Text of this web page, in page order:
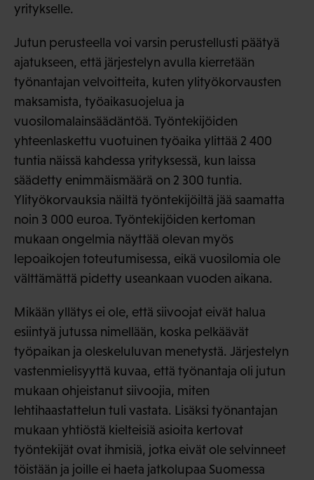
yritykselle.
Jutun perusteella voi varsin perustellusti päätyä
ajatukseen, että järjestelyn avulla kierretään
työnantajan velvoitteita, kuten ylityökorvausten
maksamista, työaikasuojelua ja
vuosilomalainsäädäntöä. Työntekijöiden
yhteenlaskettu vuotuinen työaika ylittää 2 400
tuntia näissä kahdessa yrityksessä, kun laissa
säädetty enimmäismäärä on 2 300 tuntia.
Ylityökorvauksia näiltä työntekijöiltä jää saamatta
noin 3 000 euroa. Työntekijöiden kertoman
mukaan ongelmia näyttää olevan myös
lepoaikojen toteutumisessa, eikä vuosilomia ole
välttämättä pidetty useankaan vuoden aikana.
Mikään yllätys ei ole, että siivoojat eivät halua
esiintyä jutussa nimellään, koska pelkäävät
työpaikan ja oleskeluluvan menetystä. Järjestelyn
vastenmielisyyttä kuvaa, että työnantaja oli jutun
mukaan ohjeistanut siivoojia, miten
lehtihaastattelun tuli vastata. Lisäksi työnantajan
mukaan yhtiöstä kielteisiä asioita kertovat
työntekijät ovat ihmisiä, jotka eivät ole selvinneet
töistään ja joille ei haeta jatkolupaa Suomessa